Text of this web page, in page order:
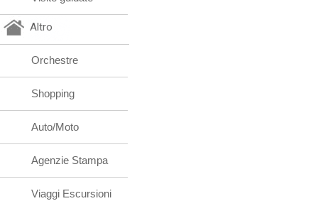
Altro
Orchestre
Shopping
Auto/Moto
Agenzie Stampa
Viaggi Escursioni